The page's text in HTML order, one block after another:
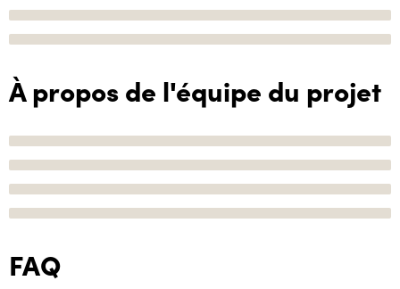
À propos de l'équipe du projet
FAQ